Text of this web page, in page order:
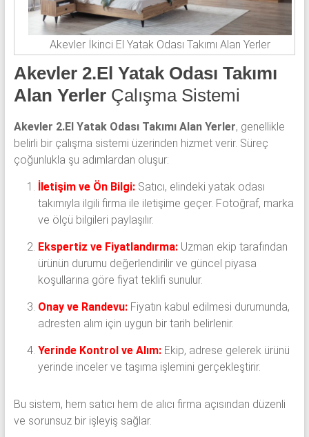
Akevler İkinci El Yatak Odası Takımı Alan Yerler
Akevler 2.El Yatak Odası Takımı
Alan YerlerÇalışma Sistemi
Akevler 2.El Yatak Odası Takımı Alan Yerler, genellikle
belirli bir çalışma sistemi üzerinden hizmet verir. Süreç
çoğunlukla şu adımlardan oluşur:
İletişim ve Ön Bilgi:Satıcı, elindeki yatak odası
takımıyla ilgili firma ile iletişime geçer. Fotoğraf, marka
ve ölçü bilgileri paylaşılır.
Ekspertiz ve Fiyatlandırma: Uzman ekip tarafından
ürünün durumu değerlendirilir ve güncel piyasa
koşullarına göre fiyat teklifi sunulur.
Onay ve Randevu:Fiyatın kabul edilmesi durumunda,
adresten alım için uygun bir tarih belirlenir.
Yerinde Kontrol ve Alım: Ekip, adrese gelerek ürünü
yerinde inceler ve taşıma işlemini gerçekleştirir.
Bu sistem, hem satıcı hem de alıcı firma açısından düzenli
ve sorunsuz bir işleyiş sağlar.